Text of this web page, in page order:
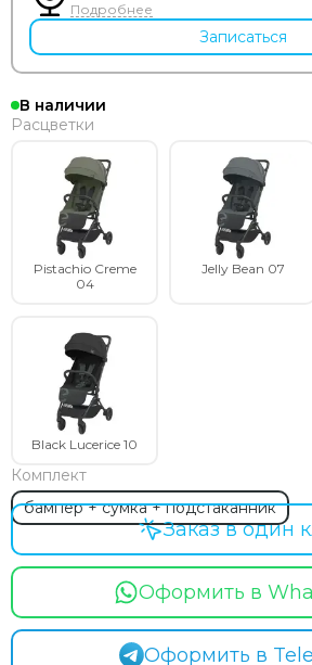
Подробнее
Записаться
В наличии
Расцветки
Pistachio Creme
04
Jelly Bean 07
Black Lucerice 10
Комплект
бампер + сумка + подстаканник
Оформить в
Оформить в
Заказ в один